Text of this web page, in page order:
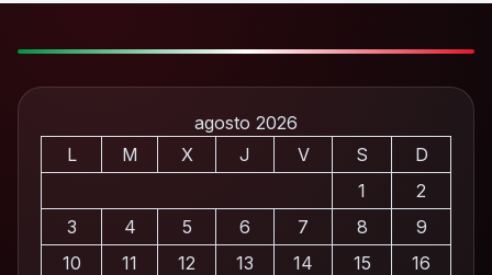
agosto 2026
L
M X J V S
D
1
2
3
4 5 6 7 8
9
10
11 12 13 14 15
16